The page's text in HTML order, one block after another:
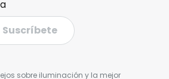
Suscríbete
sobre iluminación y la mejor